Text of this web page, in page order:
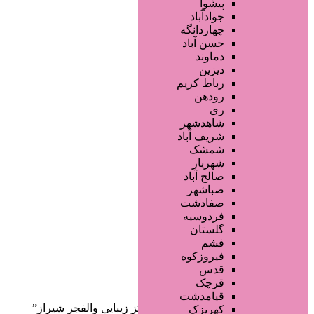
محصولات آرایشی
تجهیزات سالن زیبایی
محصولات پوست
محصولات مو
خدمات دندانپزشکی
سایر خدمات
پیشوا
جوادآباد
چهاردانگه
حسن آباد
دماوند
دیزین
رباط کریم
رودهن
ری
شاهدشهر
شریف آباد
شمشک
شهریار
صالح آباد
صباشهر
صفادشت
فردوسیه
گلستان
فشم
فیروزکوه
قدس
قرچک
قیامدشت
کهریزک
صفحه اصلی
آگهی انبوه
طراحی سایت
صفحه اختصاصی
لیست سایتهای تبلیغاتی
دسته‌بندی‌ها
/ محصولات برچسب خورده “مرکز زیبایی والفجر شیراز”